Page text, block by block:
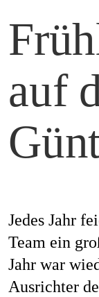
auf
Jedes Jahr
Team ein
Jahr war
Ausrichter